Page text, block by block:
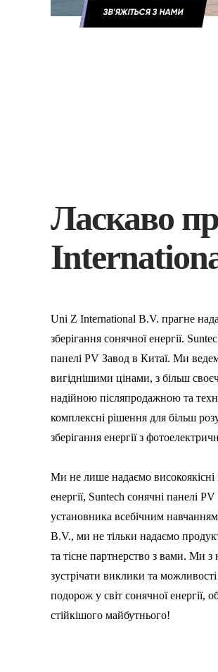
ЗВ'ЯЖІТЬСЯ З НАМИ
Ласкаво
Uni Z International B.V. прагне
зберігання сонячної енергії.
панелі PV Завод в Китаї. Ми
вигіднішими цінами, з більш
надійною післяпродажною та
комплексні рішення для більш
зберігання енергії з
Ми не лише надаємо високоякісні
енергії, Suntech сонячні панелі
установника всебічним
B.V., ми не тільки надаємо
та тісне партнерство з вами. Ми
зустрічати виклики та
подорож у світ сонячної енергії,
стійкішого майбутнього!